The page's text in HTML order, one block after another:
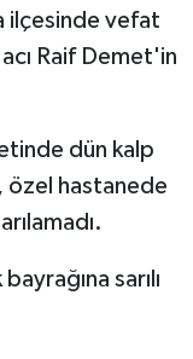
ilçesinde vefat
Raif Demet'in
dün kalp
özel hastanede
sarılı